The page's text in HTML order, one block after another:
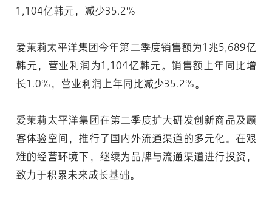
1,104亿韩元，减少35.2%
爱茉莉太平洋集团今年第二季度销售额为1兆5,689亿
韩元，营业利润为1,104亿韩元。销售额上年同比增
长1.0%，营业利润上年同比减少35.2%。
爱茉莉太平洋集团在第二季度扩大研发创新商品及顾
客体验空间，推行了国内外流通渠道的多元化。在艰
难的经营环境下，继续为品牌与流通渠道进行投资，
致力于积累未来成长基础。